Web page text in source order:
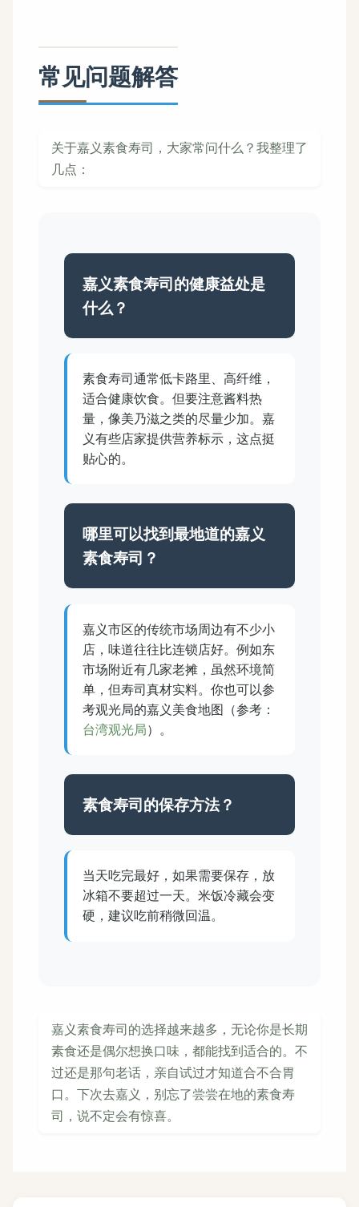
常见问题解答
关于嘉义素食寿司，大家常问什么？我整理了
几点：
嘉义素食寿司的健康益处是
什么？
素食寿司通常低卡路里、高纤维，
适合健康饮食。但要注意酱料热
量，像美乃滋之类的尽量少加。嘉
义有些店家提供营养标示，这点挺
贴心的。
哪里可以找到最地道的嘉义
素食寿司？
嘉义市区的传统市场周边有不少小
店，味道往往比连锁店好。例如东
市场附近有几家老摊，虽然环境简
单，但寿司真材实料。你也可以参
考观光局的嘉义美食地图（参考：
台湾观光局）。
素食寿司的保存方法？
当天吃完最好，如果需要保存，放
冰箱不要超过一天。米饭冷藏会变
硬，建议吃前稍微回温。
嘉义素食寿司的选择越来越多，无论你是长期
素食还是偶尔想换口味，都能找到适合的。不
过还是那句老话，亲自试过才知道合不合胃
口。下次去嘉义，别忘了尝尝在地的素食寿
司，说不定会有惊喜。